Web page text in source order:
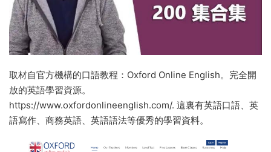
取材自官方機構的口語教程：Oxford Online English。完全開
放的英語學習資源。
https://www.oxfordonlineenglish.com/. 這裏有英語口語、英
語寫作、商務英語、英語語法等優秀的學習資料。